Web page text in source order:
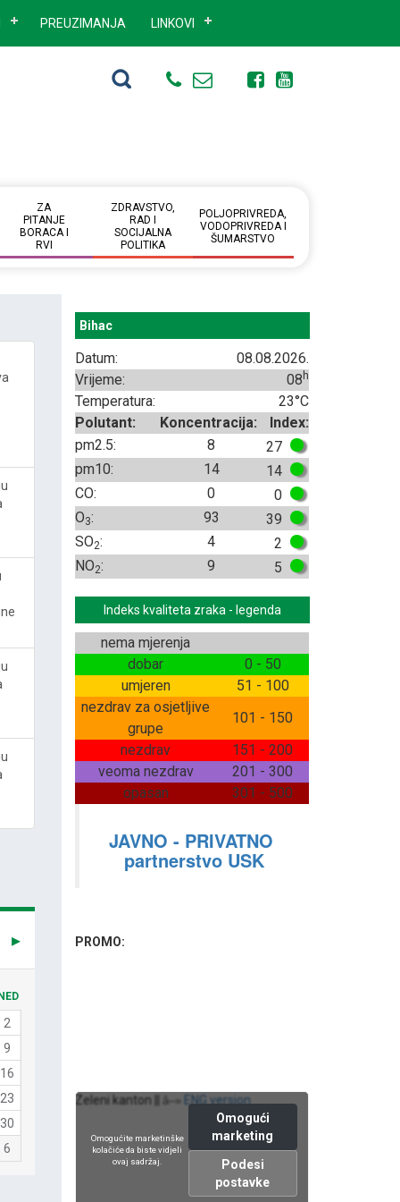
PREUZIMANJA LINKOVI
ZA
PITANJE
BORACA I
RVI
ZDRAVSTVO,
RAD I
SOCIJALNA
POLITIKA
POLJOPRIVREDA,
VODOPRIVREDA I
ŠUMARSTVO
NED
2
9
16
23
30
6
Bihac
Datum:
08.08.2026.
Vrijeme:
08 h
Temperatura:
23°C
Polutant:
Koncentracija:
Index:
pm2.5:
8
27
pm10:
14
14
CO:
0
0
O3: 93
39
SO2: 4
2
NO2: 9 5
Indeks kvaliteta zraka - legenda
nema mjerenja
dobar
0 - 50
umjeren
51 - 100
nezdrav za osjetljive
grupe
101 - 150
nezdrav
151 - 200
veoma nezdrav
201 - 300
opasan
301 - 500
JAVNO - PRIVATNO
partnerstvo USK
PROMO:
Omogućite marketinške
kolačiće da biste vidjeli
ovaj sadržaj.
Omogući
marketing
Podesi
postavke
Zeleni kanton || â–» ENG version